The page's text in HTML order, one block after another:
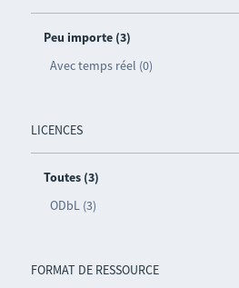
Peu importe (3)
Avec temps réel (0)
LICENCES
Toutes (3)
ODbL (3)
FORMAT DE RESSOURCE